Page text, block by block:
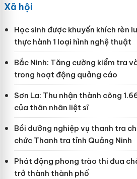
Xã hội
Học sinh được khuyến khích rèn
thực hành 1 loại hình nghệ thuật
Bắc Ninh: Tăng cường kiểm tra
trong hoạt động quảng cáo
Sơn La: Thu nhận thành công
của thân nhân liệt sĩ
Bồi dưỡng nghiệp vụ thanh tra
chức Thanh tra tỉnh Quảng Ninh
Phát động phong trào thi đua
trở thành thành phố